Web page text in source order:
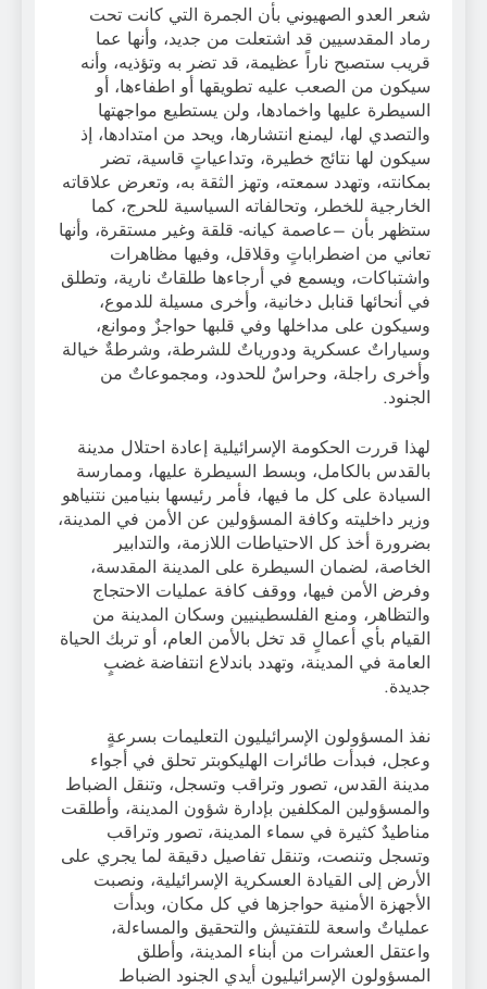
شعر العدو الصهيوني بأن الجمرة التي كانت تحت
رماد المقدسيين قد اشتعلت من جديد، وأنها عما
قريب ستصبح ناراً عظيمة، قد تضر به وتؤذيه، وأنه
سيكون من الصعب عليه تطويقها أو اطفاءها، أو
السيطرة عليها واخمادها، ولن يستطيع مواجهتها
والتصدي لها، ليمنع انتشارها، ويحد من امتدادها، إذ
سيكون لها نتائج خطيرة، وتداعياتٍ قاسية، تضر
بمكانته، وتهدد سمعته، وتهز الثقة به، وتعرض علاقاته
الخارجية للخطر، وتحالفاته السياسية للحرج، كما
ستظهر بأن –عاصمة كيانه- قلقة وغير مستقرة، وأنها
تعاني من اضطراباتٍ وقلاقل، وفيها مظاهرات
واشتباكات، ويسمع في أرجاءها طلقاتٌ نارية، وتطلق
في أنحائها قنابل دخانية، وأخرى مسيلة للدموع،
وسيكون على مداخلها وفي قلبها حواجزٌ وموانع،
وسياراتٌ عسكرية ودورياتٌ للشرطة، وشرطةٌ خيالة
وأخرى راجلة، وحراسٌ للحدود، ومجموعاتٌ من
الجنود.
لهذا قررت الحكومة الإسرائيلية إعادة احتلال مدينة
بالقدس بالكامل، وبسط السيطرة عليها، وممارسة
السيادة على كل ما فيها، فأمر رئيسها بنيامين نتنياهو
وزير داخليته وكافة المسؤولين عن الأمن في المدينة،
بضرورة أخذ كل الاحتياطات اللازمة، والتدابير
الخاصة، لضمان السيطرة على المدينة المقدسة،
وفرض الأمن فيها، ووقف كافة عمليات الاحتجاج
والتظاهر، ومنع الفلسطينيين وسكان المدينة من
القيام بأي أعمالٍ قد تخل بالأمن العام، أو تربك الحياة
العامة في المدينة، وتهدد باندلاع انتفاضة غضبٍ
جديدة.
نفذ المسؤولون الإسرائيليون التعليمات بسرعةٍ
وعجل، فبدأت طائرات الهليكوبتر تحلق في أجواء
مدينة القدس، تصور وتراقب وتسجل، وتنقل الضباط
والمسؤولين المكلفين بإدارة شؤون المدينة، وأطلقت
مناطيدٌ كثيرة في سماء المدينة، تصور وتراقب
وتسجل وتنصت، وتنقل تفاصيل دقيقة لما يجري على
الأرض إلى القيادة العسكرية الإسرائيلية، ونصبت
الأجهزة الأمنية حواجزها في كل مكان، وبدأت
عملياتٌ واسعة للتفتيش والتحقيق والمساءلة،
واعتقل العشرات من أبناء المدينة، وأطلق
المسؤولون الإسرائيليون أيدي الجنود الضباط